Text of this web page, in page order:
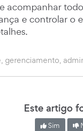
acompanhar
e controlar o
gerenciamento,
Este artigo
Sim